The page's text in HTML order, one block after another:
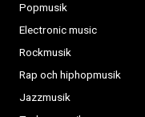
Popmusik
Electronic music
Rockmusik
Rap och hiphopmusik
Jazzmusik